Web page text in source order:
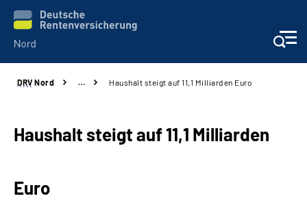
Aktuelles
Services
DRV Nord … Haushalt steigt auf 11,1 Milliarden Euro
Haushalt steigt auf 11,1 Milliarden
Euro